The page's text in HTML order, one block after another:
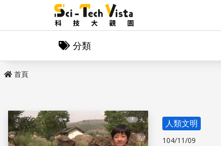
分類
首頁
人類文明
104/11/09